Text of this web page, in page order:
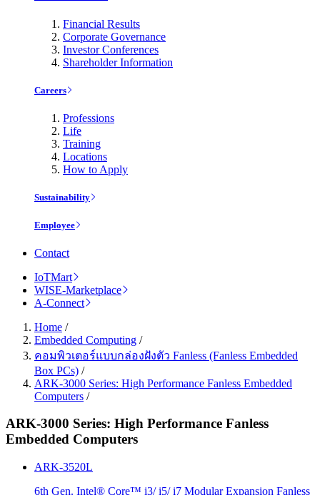
Financial Results
Corporate Governance
Investor Conferences
Shareholder Information
Careers
Professions
Life
Training
Locations
How to Apply
Sustainability
Employee
Contact
IoTMart
WISE-Marketplace
A-Connect
Home /
Embedded Computing /
คอมพิวเตอร์แบบกล่องฝังตัว Fanless (Fanless Embedded
Box PCs) /
ARK-3000 Series: High Performance Fanless Embedded
Computers /
ARK-3000 Series: High Performance Fanless
Embedded Computers
ARK-3520L
6th Gen. Intel® Core™ i3/ i5/ i7 Modular Expansion Fanless